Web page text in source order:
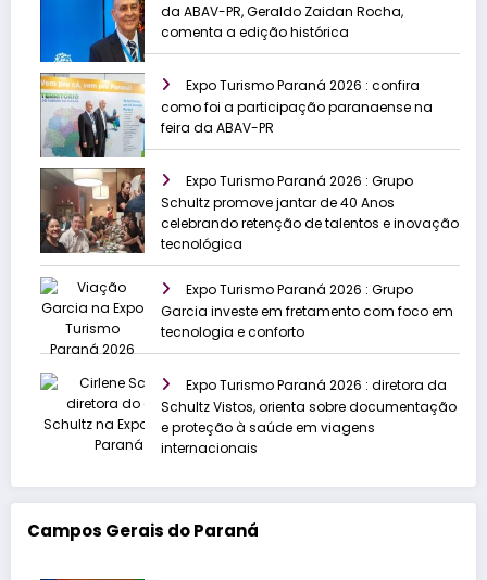
da ABAV-PR, Geraldo Zaidan Rocha,
comenta a edição histórica
Expo Turismo Paraná 2026 : confira
como foi a participação paranaense na
feira da ABAV-PR
Expo Turismo Paraná 2026 : Grupo
Schultz promove jantar de 40 Anos
celebrando retenção de talentos e inovação
tecnológica
Expo Turismo Paraná 2026 : Grupo
Garcia investe em fretamento com foco em
tecnologia e conforto
Expo Turismo Paraná 2026 : diretora da
Schultz Vistos, orienta sobre documentação
e proteção à saúde em viagens
internacionais
Campos Gerais do Paraná